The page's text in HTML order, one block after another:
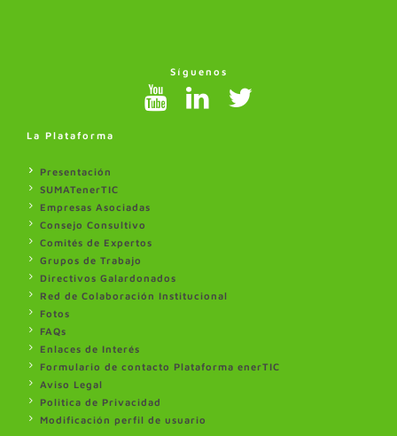
Síguenos
La Plataforma
Presentación
SUMATenerTIC
Empresas Asociadas
Consejo Consultivo
Comités de Expertos
Grupos de Trabajo
Directivos Galardonados
Red de Colaboración Institucional
Fotos
FAQs
Enlaces de Interés
Formulario de contacto Plataforma enerTIC
Aviso Legal
Politica de Privacidad
Modificación perfil de usuario